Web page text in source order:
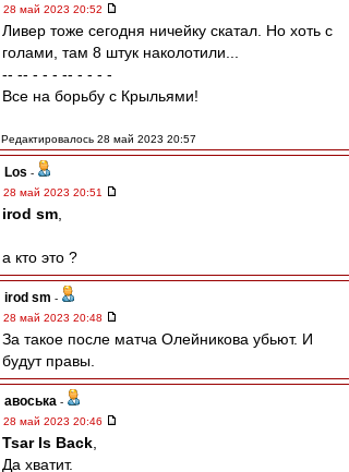
28 май 2023 20:52
Ливер тоже сегодня ничейку скатал. Но хоть с
голами, там 8 штук наколотили...
-- -- - - - -- - - - -
Все на борьбу с Крыльями!
Редактировалось 28 май 2023 20:57
Los -
28 май 2023 20:51
irod sm
а кто это ?
irod sm -
28 май 2023 20:48
За такое после матча Олейникова убьют. И
будут правы.
авоська -
28 май 2023 20:46
Tsar Is Back
Да хватит.